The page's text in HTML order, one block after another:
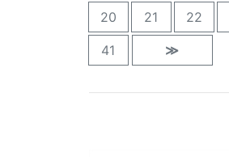
20 21 22
41 ≫